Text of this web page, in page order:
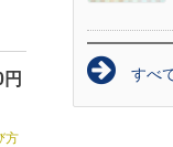
方
すべ